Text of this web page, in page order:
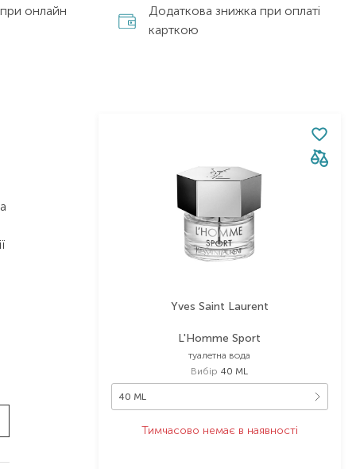
онлайн
Додаткова знижка при оплаті
карткою
Yves Saint Laurent
L'Homme Sport
туалетна вода
Вибір 40 ML
40 ML
Тимчасово немає в наявності